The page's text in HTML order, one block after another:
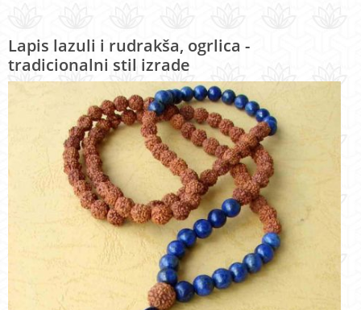
Lapis lazuli i rudrakša, ogrlica -
tradicionalni stil izrade